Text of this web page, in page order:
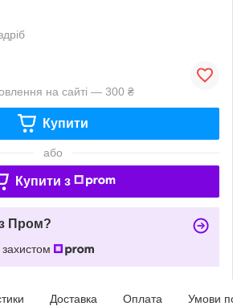
на сайті — 300 ₴
Купити
або
Купити з
Пром?
Доставка Оплата Умови